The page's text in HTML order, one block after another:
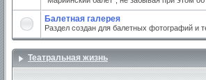
Балетная галерея
Раздел создан для балетных фотографий и
Театральная жизнь